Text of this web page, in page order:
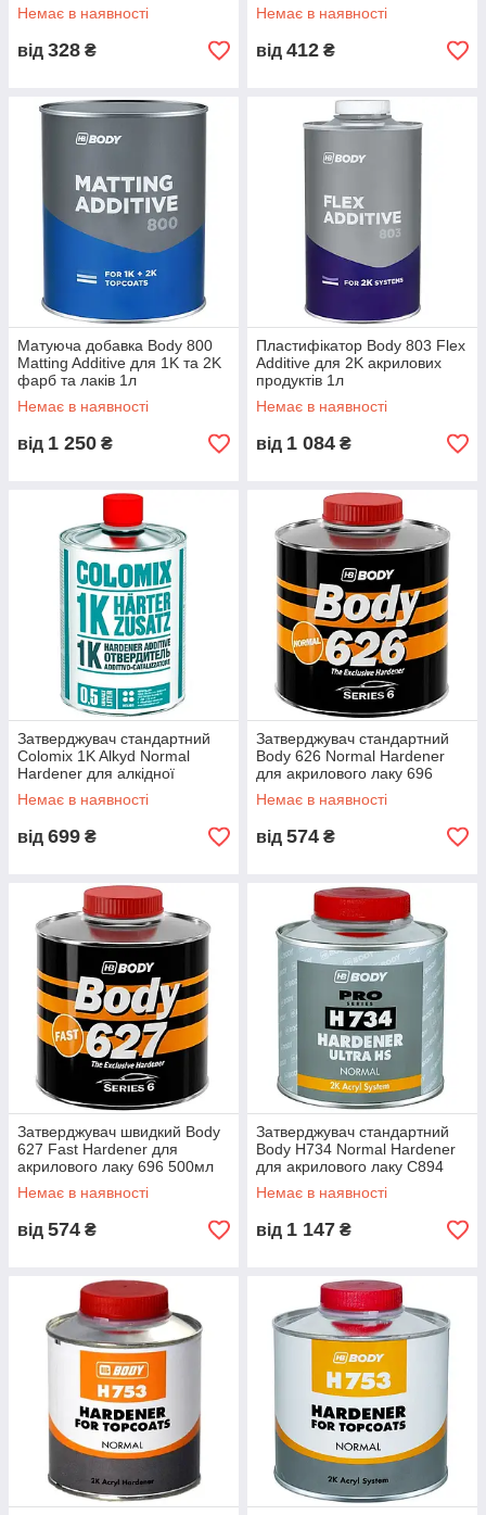
Немає в наявності
від 328 ₴
Немає в наявності
від 412 ₴
Матуюча добавка Body 800
Matting Additive для 1K та 2K
фарб та лаків 1л
Немає в наявності
від 1 250 ₴
Пластифікатор Body 803 Flex
Additive для 2K акрилових
продуктів 1л
Немає в наявності
від 1 084 ₴
Затверджувач стандартний
Colomix 1K Alkyd Normal
Hardener для алкідної
автоемалі 1K Alkyd 500мл
Немає в наявності
від 699 ₴
Затверджувач стандартний
Body 626 Normal Hardener
для акрилового лаку 696
500мл
Немає в наявності
від 574 ₴
Затверджувач швидкий Body
627 Fast Hardener для
акрилового лаку 696 500мл
Немає в наявності
від 574 ₴
Затверджувач стандартний
Body H734 Normal Hardener
для акрилового лаку C894
500мл
Немає в наявності
від 1 147 ₴